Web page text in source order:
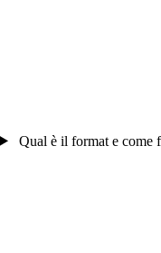
Qual è il format e come